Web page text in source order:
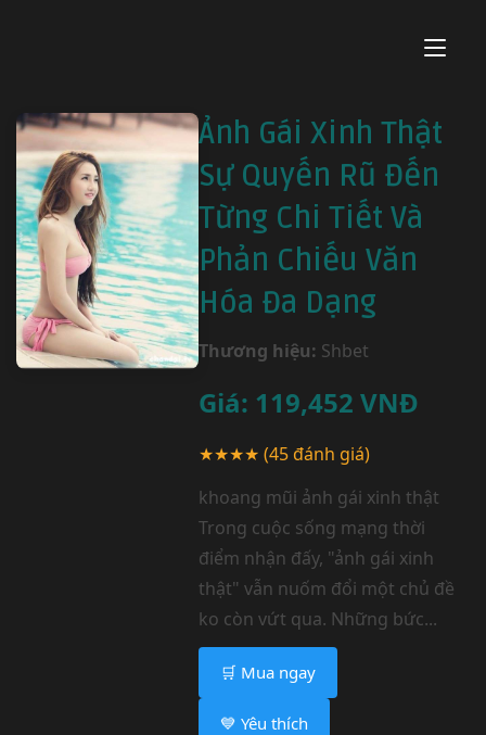
Ảnh Gái Xinh Thật
Sự Quyến Rũ Đến
Từng Chi Tiết Và
Phản Chiếu Văn
Hóa Đa Dạng
Thương hiệu: Shbet
Giá: 119,452 VNĐ
★★★★ (45 đánh giá)
khoang mũi ảnh gái xinh thật
Trong cuộc sống mạng thời
điểm nhận đấy, "ảnh gái xinh
thật" vẫn nuốm đổi một chủ đề
ko còn vứt qua. Những bức...
🛒 Mua ngay
💙 Yêu thích